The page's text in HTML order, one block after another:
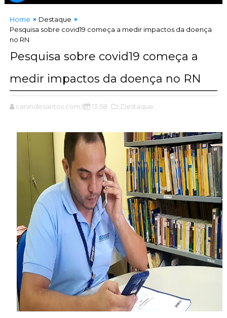
Home
Destaque
Pesquisa sobre covid19 começa a medir impactos da doença
no RN
Pesquisa sobre covid19 começa a
medir impactos da doença no RN
canindesantos.com.br 13:58 ,Destaque